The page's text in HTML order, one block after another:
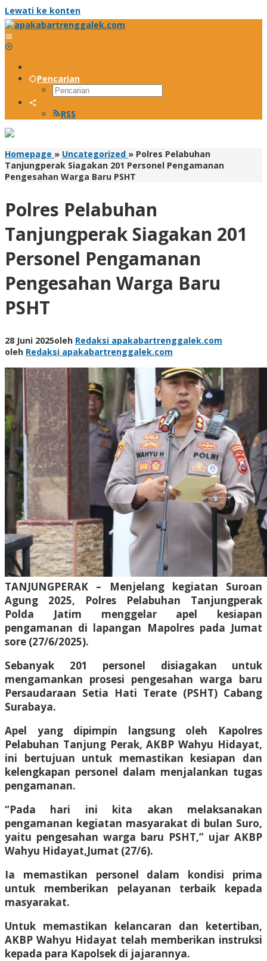
Lewati ke konten
Pencarian
RSS
Homepage » Uncategorized » Polres Pelabuhan
Tanjungperak Siagakan 201 Personel Pengamanan
Pengesahan Warga Baru PSHT
Polres Pelabuhan
Tanjungperak Siagakan 201
Personel Pengamanan
Pengesahan Warga Baru
PSHT
28 Juni 2025oleh Redaksi apakabartrenggalek.com
oleh Redaksi apakabartrenggalek.com
TANJUNGPERAK – Menjelang kegiatan Suroan
Agung 2025, Polres Pelabuhan Tanjungperak
Polda Jatim menggelar apel kesiapan
pengamanan di lapangan Mapolres pada Jumat
sore (27/6/2025).
Sebanyak 201 personel disiagakan untuk
mengamankan prosesi pengesahan warga baru
Persaudaraan Setia Hati Terate (PSHT) Cabang
Surabaya.
Apel yang dipimpin langsung oleh Kapolres
Pelabuhan Tanjung Perak, AKBP Wahyu Hidayat,
ini bertujuan untuk memastikan kesiapan dan
kelengkapan personel dalam menjalankan tugas
pengamanan.
“Pada hari ini kita akan melaksanakan
pengamanan kegiatan masyarakat di bulan Suro,
yaitu pengesahan warga baru PSHT,” ujar AKBP
Wahyu Hidayat,Jumat (27/6).
Ia memastikan personel dalam kondisi prima
untuk memberikan pelayanan terbaik kepada
masyarakat.
Untuk memastikan kelancaran dan ketertiban,
AKBP Wahyu Hidayat telah memberikan instruksi
kepada para Kapolsek di jajarannya.